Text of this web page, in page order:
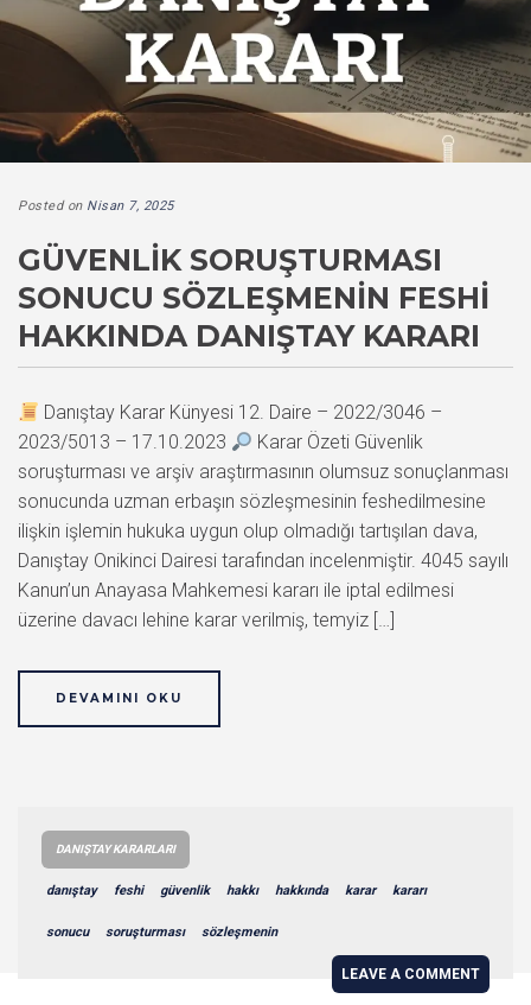
Posted on Nisan 7, 2025
GÜVENLIK SORUŞTURMASI
SONUCU SÖZLEŞMENIN FESHI
HAKKINDA DANIŞTAY KARARI
Danıştay Karar Künyesi 12. Daire – 2022/3046 –
2023/5013 – 17.10.2023
Karar Özeti Güvenlik
soruşturması ve arşiv araştırmasının olumsuz sonuçlanması
sonucunda uzman erbaşın sözleşmesinin feshedilmesine
ilişkin işlemin hukuka uygun olup olmadığı tartışılan dava,
Danıştay Onikinci Dairesi tarafından incelenmiştir. 4045 sayılı
Kanun’un Anayasa Mahkemesi kararı ile iptal edilmesi
üzerine davacı lehine karar verilmiş, temyiz […]
DEVAMINI OKU
DANIŞTAY KARARLARI
danıştay feshi güvenlik hakkı hakkında karar kararı
sonucu soruşturması sözleşmenin
LEAVE A COMMENT